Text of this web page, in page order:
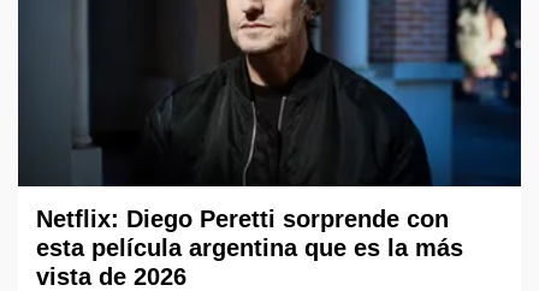
Netflix: Diego Peretti sorprende con
esta película argentina que es la más
vista de 2026